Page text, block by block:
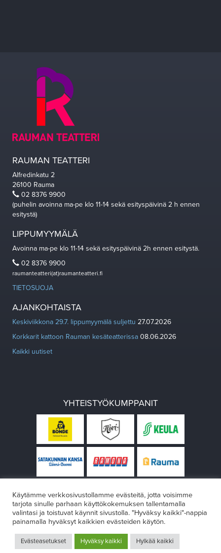
RAUMAN TEATTERI
Alfredinkatu 2
26100 Rauma
02 8376 9900
(puhelin avoinna ma-pe klo 11-14 sekä esityspäivinä 2 h ennen
esitystä)
LIPPUMYYMÄLÄ
Avoinna ma-pe klo 11-14 sekä esityspäivinä 2h ennen esitystä.
02 8376 9900
raumanteatteri(at)raumanteatteri.fi
TIETOSUOJA
AJANKOHTAISTA
Keskiviikkona 29.7. lippumyymälä suljettu 27.07.2026
Korkkarit kattoon Rauman kesäteatterissa 08.06.2026
Kaikki uutiset
YHTEISTYÖKUMPPANIT
Design:VÄRIKÄS
Käytämme verkkosivustollamme evästeitä, jotta voisimme
tarjota sinulle parhaan käyttökokemuksen tallentamalla
valintasi ja toistuvat käynnit sivustolla. "Hyväksy kaikki"-nappia
painamalla hyväksyt kaikkien evästeiden käytön.
Evästeasetukset Hyväksy kaikki Hylkää kaikki